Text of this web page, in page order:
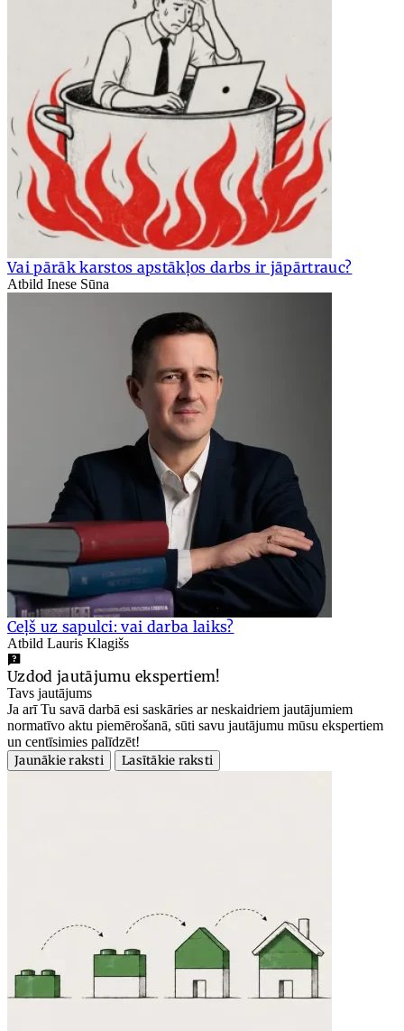
Vai pārāk karstos apstākļos darbs ir jāpārtrauc?
Atbild Inese Sūna
Ceļš uz sapulci: vai darba laiks?
Atbild Lauris Klagišs
Uzdod jautājumu ekspertiem!
Tavs jautājums
Ja arī Tu savā darbā esi saskāries ar neskaidriem jautājumiem
normatīvo aktu piemērošanā, sūti savu jautājumu mūsu ekspertiem
un centīsimies palīdzēt!
Jaunākie raksti
Lasītākie raksti